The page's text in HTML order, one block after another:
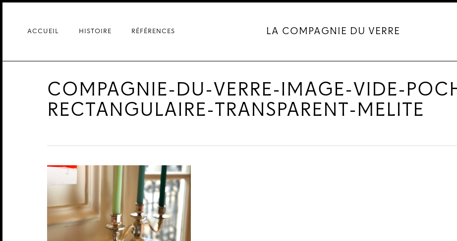
LA COMPAGNIE DU VERRE
ACCUEIL HISTOIRE RÉFÉRENCES
COMPAGNIE-DU-VERRE-IMAGE-VIDE-
RECTANGULAIRE-TRANSPARENT-MELITE